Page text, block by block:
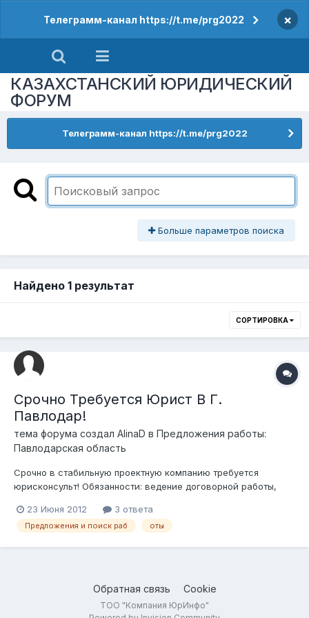
Телеграмм-канал https://t.me/prg2022 ×
КАЗАХСТАНСКИЙ ЮРИДИЧЕСКИЙ
ФОРУМ
Телеграмм-канал https://t.me/prg2022
Больше параметров поиска
Найдено 1 результат
СОРТИРОВКА
Срочно Требуется Юрист В Г.
Павлодар!
тема форума создал AlinaD в Предложения работы:
Павлодарская область
Срочно в стабильную проектную компанию требуется
юрисконсульт! Обязанности: ведение договорной работы,
исковой работы, получение лицензий. Требования:
образование высшее юридическое, уверенный пользователь
23 Июня 2012 3 ответа
Предложения и поиск раб оты
Обратная связь Cookie
ТОО "Компания ЮрИнфо"